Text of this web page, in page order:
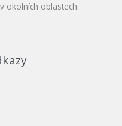
okolních oblastech.